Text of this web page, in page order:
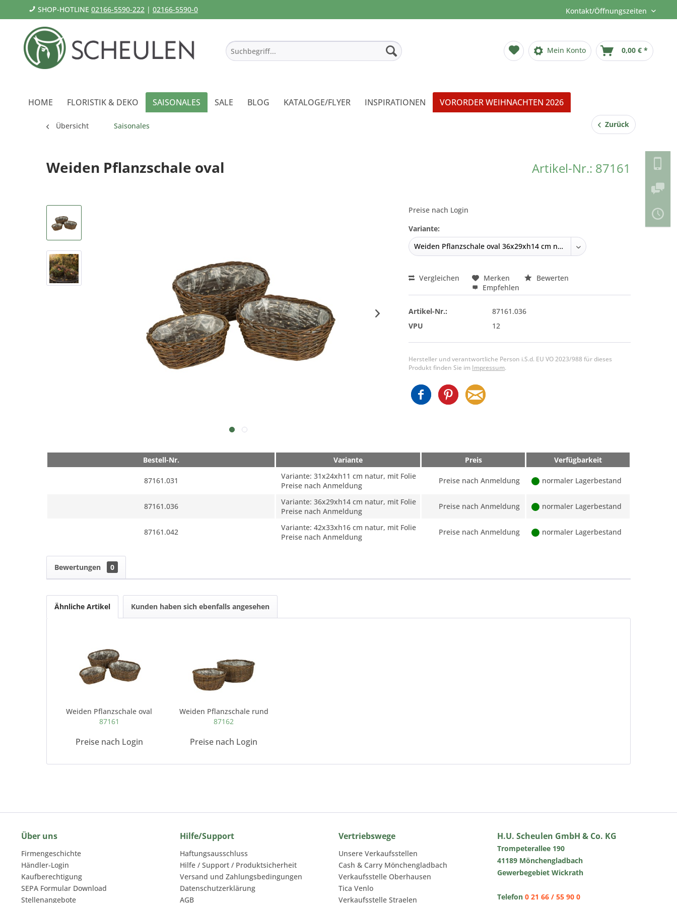
SHOP-HOTLINE 02166-5590-222 | 02166-5590-0 Kontakt/Öffnungszeiten
Mein Konto 0,00 € *
HOME FLORISTIK & DEKO SAISONALES SALE BLOG KATALOGE/FLYER INSPIRATIONEN VORORDER WEIHNACHTEN 2026
Übersicht Saisonales Zurück
Artikel-Nr.: 87161
Weiden Pflanzschale oval
Preise nach Login
Variante:
Vergleichen Merken
Bewerten
Empfehlen
Artikel-Nr.:
87161.036
VPU
12
Hersteller und verantwortliche Person i.S.d. EU VO 2023/988 für dieses
Produkt finden Sie im Impressum.
Bestell-Nr. Variante Preis Verfügbarkeit
87161.031
Variante: 31x24xh11 cm natur, mit Folie
Preise nach Anmeldung
Preise nach Anmeldung normaler Lagerbestand
87161.036
Variante: 36x29xh14 cm natur, mit Folie
Preise nach Anmeldung
Preise nach Anmeldung normaler Lagerbestand
87161.042
Variante: 42x33xh16 cm natur, mit Folie
Preise nach Anmeldung
Preise nach Anmeldung normaler Lagerbestand
Bewertungen 0
Ähnliche Artikel Kunden haben sich ebenfalls angesehen
Weiden Pflanzschale oval
87161
Preise nach Login
Weiden Pflanzschale rund
87162
Preise nach Login
Über uns
Firmengeschichte
Händler-Login
Kaufberechtigung
SEPA Formular Download
Stellenangebote
Hilfe/Support
Haftungsausschluss
Hilfe / Support / Produktsicherheit
Versand und Zahlungsbedingungen
Datenschutzerklärung
AGB
Vertriebswege
Unsere Verkaufsstellen
Cash & Carry Mönchengladbach
Verkaufsstelle Oberhausen
Tica Venlo
Verkaufsstelle Straelen
H.U. Scheulen GmbH & Co. KG
Trompeterallee 190
41189 Mönchengladbach
Gewerbegebiet Wickrath
Telefon 0 21 66 / 55 90 0